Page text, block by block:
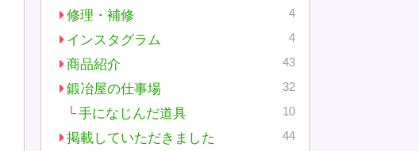
修理・補修 4
インスタグラム 4
商品紹介 43
鍛冶屋の仕事場 32
手になじんだ道具 10
掲載していただきました 44